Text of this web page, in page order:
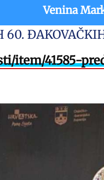
Venina
60.
item/41585-